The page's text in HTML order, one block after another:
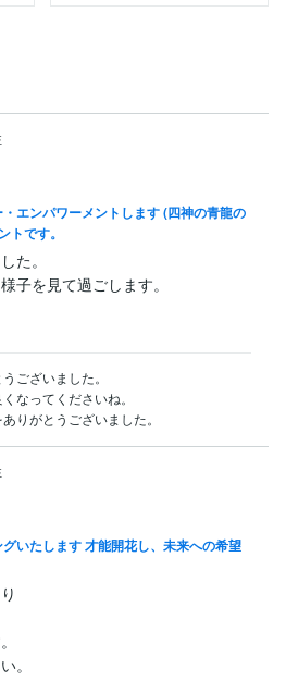
エンパワーメントします (四神の青龍の
トです。
た。
子を見て過ごします。
ございました。
なってくださいね。
りがとうございました。
いたします 才能開花し、未来への希望
。